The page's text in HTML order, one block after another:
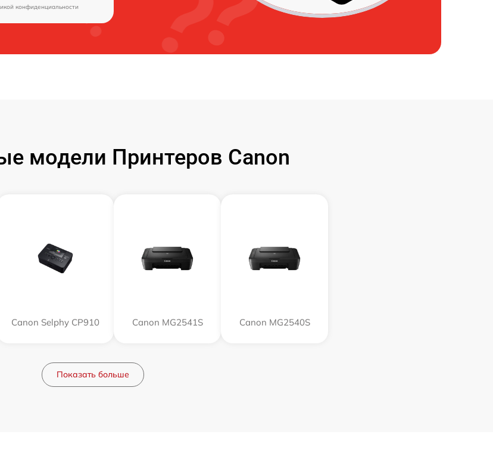
конфиденциальности
модели Принтеров Canon
Canon Selphy CP910 Canon MG2541S Canon MG2540S
Показать больше